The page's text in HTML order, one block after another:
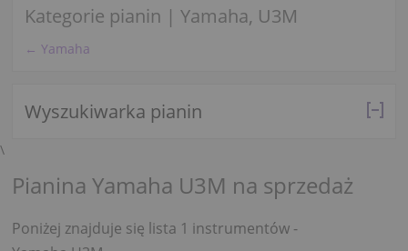
Kategorie pianin | Yamaha, U3M
← Yamaha
Wyszukiwarka pianin
\
Pianina Yamaha U3M na sprzedaż
Poniżej znajduje się lista 1 instrumentów -